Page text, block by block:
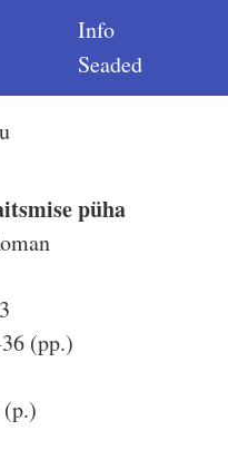
Info
Seaded
püha
(pp.)